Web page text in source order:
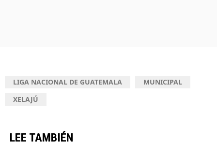
LIGA NACIONAL DE GUATEMALA
MUNICIPAL
XELAJÚ
LEE TAMBIÉN